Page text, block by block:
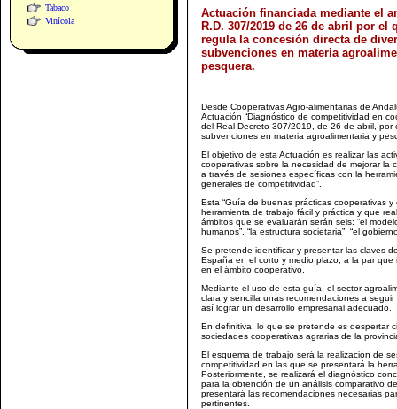
Tabaco
Vinícola
Actuación financiada mediante el
R.D. 307/2019 de 26 de abril por el
regula la concesión directa de
subvenciones en materia
pesquera.
Desde Cooperativas Agro-alimentarias de
Actuación “Diagnóstico de competitividad en
del Real Decreto 307/2019, de 26 de abril,
subvenciones en materia agroalimentaria y
El objetivo de esta Actuación es realizar las
cooperativas sobre la necesidad de mejorar la
a través de sesiones específicas con la
generales de competitividad”.
Esta “Guía de buenas prácticas cooperativas
herramienta de trabajo fácil y práctica y que
ámbitos que se evaluarán serán seis: “el
humanos”, “la estructura societaria”, “el
Se pretende identificar y presentar las claves
España en el corto y medio plazo, a la par
en el ámbito cooperativo.
Mediante el uso de esta guía, el sector
clara y sencilla unas recomendaciones a
así lograr un desarrollo empresarial adecuado.
En definitiva, lo que se pretende es despertar
sociedades cooperativas agrarias de la
El esquema de trabajo será la realización de
competitividad en las que se presentará la
Posteriormente, se realizará el diagnóstico
para la obtención de un análisis comparativo
presentará las recomendaciones necesarias
pertinentes.